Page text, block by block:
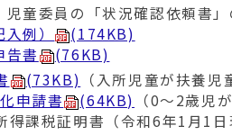
童委員の「状況確認依頼書」
例）
(174KB)
告書
(76KB)
(73KB) （入所児童が扶養児
申請書
(64KB)
（0～2歳児
得課税証明書（令和6年1月1日